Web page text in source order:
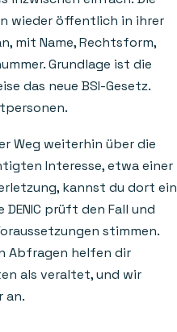
wieder öffentlich in ihrer
mit Name, Rechtsform,
Grundlage ist die
das neue BSI-Gesetz.
Weg weiterhin über die
Interesse, etwa einer
kannst du dort ein
prüft den Fall und
stimmen.
Abfragen helfen dir
als veraltet, und wir
an.